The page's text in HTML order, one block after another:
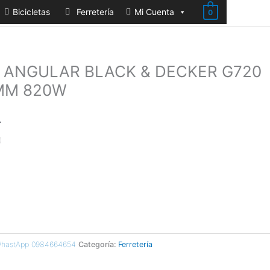
Bicicletas Ferretería Mi Cuenta 0
BLACK & DECKER G720
820W
0984664654 Categoría: Ferretería